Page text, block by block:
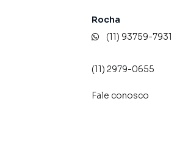
mais rápido. Contamos também com
de atendimento preparada para
Rocha
(11) 93759-7931
(11) 2979-0655
Fale conosco